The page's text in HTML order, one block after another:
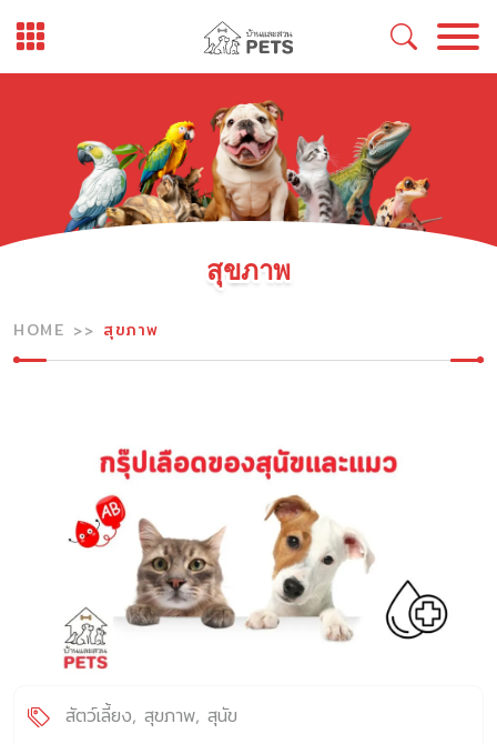
to
สุขภาพ
HOME สุขภาพ
สัตว์เลี้ยง สุขภาพ สุนัข